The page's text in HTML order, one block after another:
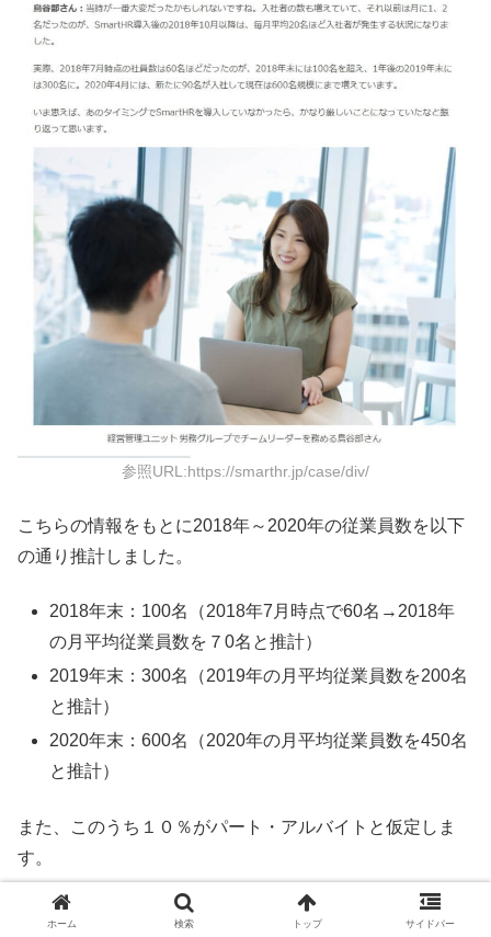
参照URL:https://smarthr.jp/case/div/
こちらの情報をもとに2018年～2020年の従業員数を以下
の通り推計しました。
2018年末：100名（2018年7月時点で60名→2018年
の月平均従業員数を７0名と推計）
2019年末：300名（2019年の月平均従業員数を200名
と推計）
2020年末：600名（2020年の月平均従業員数を450名
と推計）
また、このうち１０％がパート・アルバイトと仮定しま
す。
正社員の平均年収を350万円（法定福利費を含む）とする
ホーム 検索 トップ サイドバー